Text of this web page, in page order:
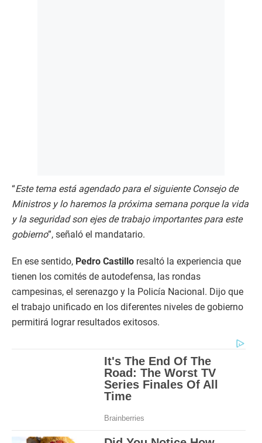
“Este tema está agendado para el siguiente Consejo de
Ministros y lo haremos la próxima semana porque la vida
y la seguridad son ejes de trabajo importantes para este
gobierno”, señaló el mandatario.
En ese sentido, Pedro Castillo resaltó la experiencia que
tienen los comités de autodefensa, las rondas
campesinas, el serenazgo y la Policía Nacional. Dijo que
el trabajo unificado en los diferentes niveles de gobierno
permitirá lograr resultados exitosos.